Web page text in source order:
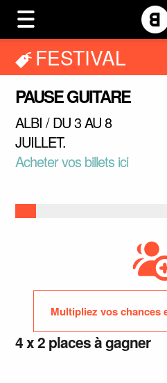
FESTIVAL
PAUSE GUITARE
ALBI / DU 3 AU 8
JUILLET.
Acheter vos billets ici
Multipliez vos chances
4 x 2 places à gagner